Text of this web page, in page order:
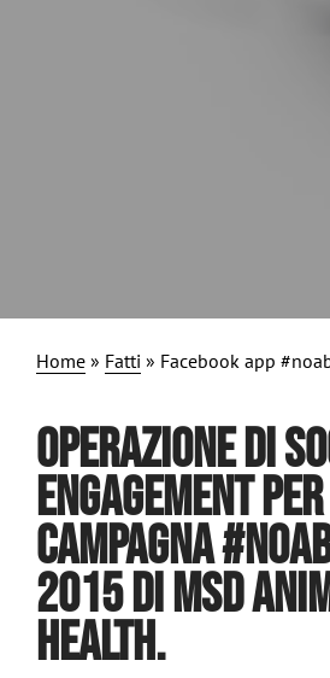
Home » Fatti » Facebook app
OPERAZIONE DI
ENGAGEMENT
CAMPAGNA
2015 DI MSD
HEALTH.